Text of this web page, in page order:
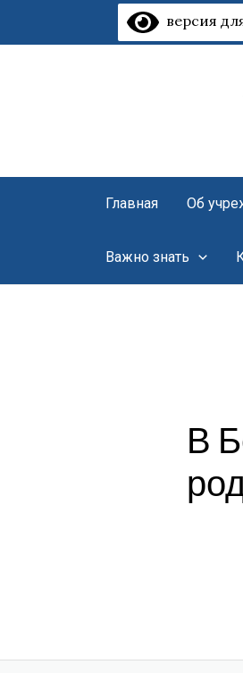
версия
Главная Об
Важно знать
В